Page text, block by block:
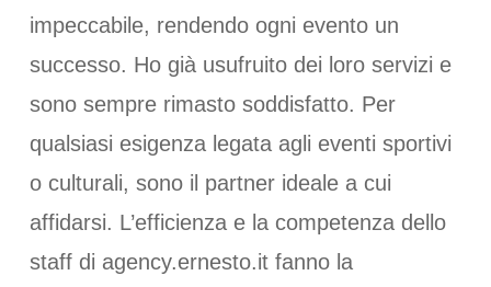
impeccabile, rendendo ogni evento un
successo. Ho già usufruito dei loro servizi e
sono sempre rimasto soddisfatto. Per
qualsiasi esigenza legata agli eventi sportivi
o culturali, sono il partner ideale a cui
affidarsi. L’efficienza e la competenza dello
staff di agency.ernesto.it fanno la